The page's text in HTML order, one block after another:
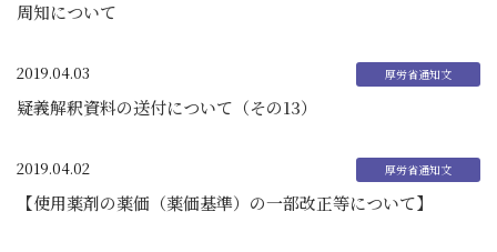
周知について
2019.04.03
疑義解釈資料の送付について（その13）
2019.04.02
【使用薬剤の薬価（薬価基準）の一部改正等について】